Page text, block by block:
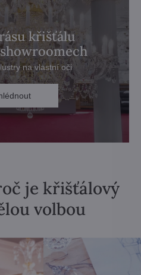
křišťálu
na vlastní oči
je křišťálový
volbou